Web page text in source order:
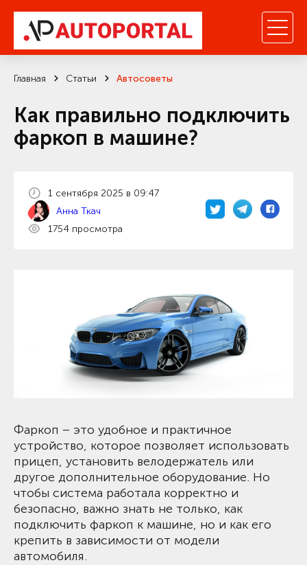
Главная Статьи Автосоветы
Как правильно подключить
фаркоп в машине?
1 сентября 2025 в 09:47
Анна Ткач
1754 просмотра
Фаркоп – это удобное и практичное
устройство, которое позволяет использовать
прицеп, установить велодержатель или
другое дополнительное оборудование. Но
чтобы система работала корректно и
безопасно, важно знать не только, как
подключить фаркоп к машине, но и как его
крепить в зависимости от модели
автомобиля.